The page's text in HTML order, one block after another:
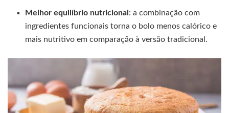
Melhor equilíbrio nutricional : a combinação com
ingredientes funcionais torna o bolo menos calórico e
mais nutritivo em comparação à versão tradicional.